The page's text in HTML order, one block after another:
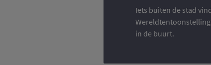
Iets buiten de stad
Wereldtentoonstelling
in de buurt.